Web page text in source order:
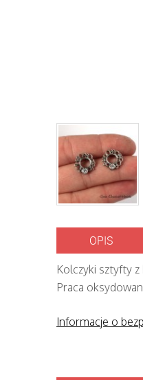
OPIS
Kolczyki sztyfty z
Praca
Informacje o